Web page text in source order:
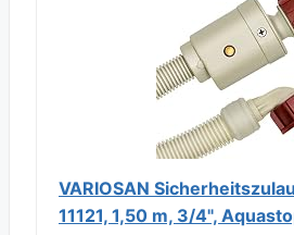
VARIOSAN
11121, 1,50 m, 3/4",